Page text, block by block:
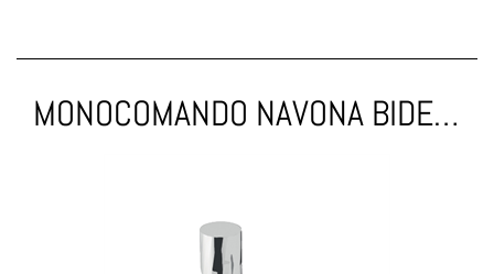
MONOCOMANDO NAVONA BIDET TESTA CIECA CROMO